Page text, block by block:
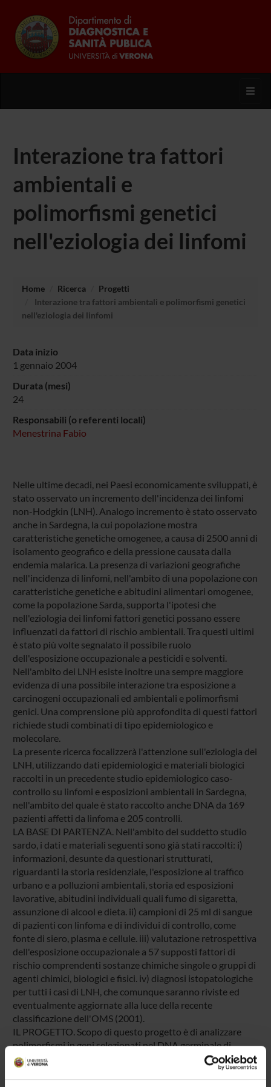
Interazione tra fattori
ambientali e
polimorfismi genetici
nell'eziologia dei linfomi
Home Ricerca
Progetti
Interazione tra fattori ambientali e polimorfismi genetici
nell'eziologia dei linfomi
Data inizio
1 gennaio 2004
Durata (mesi)
24
Responsabili (o referenti locali)
Menestrina Fabio
Nelle ultime decadi, nei Paesi economicamente sviluppati, è
stato osservato un incremento dell'incidenza dei linfomi
non-Hodgkin (LNH). Analogo incremento è stato osservato
anche in Sardegna, la cui popolazione mostra
caratteristiche genetiche omogenee, a causa di 2500 anni di
isolamento geografico e della pressione causata dalla
endemia malarica. La presenza di variazioni geografiche
nell'incidenza di linfomi, nell'ambito di una popolazione con
caratteristiche genetiche e abitudini alimentari omogenee,
come la popolazione Sarda, supporta l'ipotesi che
nell'eziologia dei linfomi fattori genetici possano essere
influenzati da fattori di rischio ambientali. Tra questi ultimi
è stato più volte segnalato il possibile ruolo
dell'esposizione occupazionale a pesticidi e solventi.
Nell'ambito dei LNH esiste inoltre una sempre maggiore
evidenza di una possibile interazione tra esposizione a
carcinogeni occupazionali ed ambientali e polimorfismi
genici. Una comprensione più approfondita di questi fattori
richiede studi combinati di tipo epidemiologico e
molecolare.
La presente ricerca focalizzerà l'attenzione sull'eziologia dei
LNH, utilizzando dati epidemiologici e materiali biologici
raccolti in un precedente studio epidemiologico caso-
controllo su linfomi e esposizioni ambientali in Sardegna,
nell'ambito del quale è stato raccolto anche DNA da 169
pazienti affetti da linfoma e 205 controlli.
LA BASE DI PARTENZA. Nell'ambito del suddetto studio
sardo, i dati e materiali seguenti sono già stati raccolti: i)
informazioni, desunte da questionari strutturati,
riguardanti la storia residenziale, l'esposizione al traffico
urbano e a polluzioni ambientali, storia ed esposizioni
lavorative, abitudini individuali quali fumo di sigaretta,
assunzione di alcool e dieta. ii) campioni di 25 ml di sangue
di pazienti con linfoma e di individui di controllo, come
fonte di siero, plasma e cellule. iii) valutazione retrospettiva
dell'esposizione occupazionale a 57 supposti fattori di
rischio comprendenti sostanze chimiche singole o gruppi di
agenti chimici, biologici e fisici. iv) diagnosi istopatologiche
per tutti i casi di LNH, che comunque saranno riviste ed
eventualmente aggiornate alla luce della recente
classificazione dell'OMS (2001).
IL PROGETTO. Scopo di questo progetto è di analizzare
polimorfismi in geni selezionati nel DNA germinale di
pazienti ammalati di linfoma e individui di controllo. I
polimorfismi oggetto di studio comprendono quelli nel